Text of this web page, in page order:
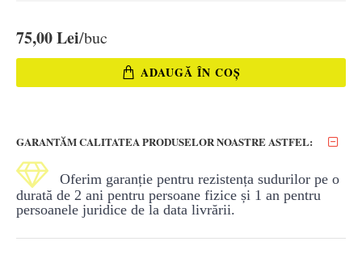
75,00 Lei
ADAUGĂ ÎN COŞ
GARANTĂM CALITATEA PRODUSELOR NOASTRE ASTFEL:

Oferim garanție pentru rezistența sudurilor pe o
durată de 2 ani pentru persoane fizice și 1 an pentru
persoanele juridice de la data livrării.